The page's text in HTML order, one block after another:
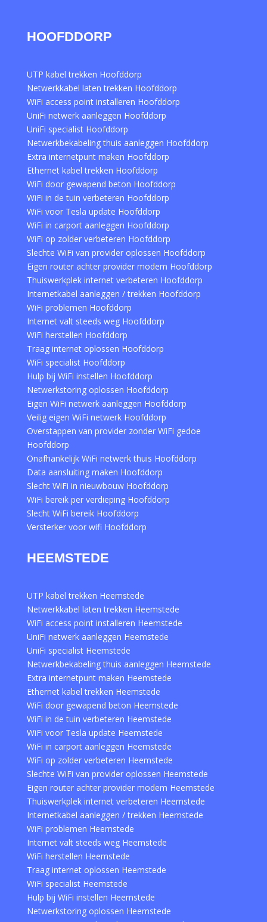
HOOFDDORP
UTP kabel trekken Hoofddorp
Netwerkkabel laten trekken Hoofddorp
WiFi access point installeren Hoofddorp
UniFi netwerk aanleggen Hoofddorp
UniFi specialist Hoofddorp
Netwerkbekabeling thuis aanleggen Hoofddorp
Extra internetpunt maken Hoofddorp
Ethernet kabel trekken Hoofddorp
WiFi door gewapend beton Hoofddorp
WiFi in de tuin verbeteren Hoofddorp
WiFi voor Tesla update Hoofddorp
WiFi in carport aanleggen Hoofddorp
WiFi op zolder verbeteren Hoofddorp
Slechte WiFi van provider oplossen Hoofddorp
Eigen router achter provider modem Hoofddorp
Thuiswerkplek internet verbeteren Hoofddorp
Internetkabel aanleggen / trekken Hoofddorp
WiFi problemen Hoofddorp
Internet valt steeds weg Hoofddorp
WiFi herstellen Hoofddorp
Traag internet oplossen Hoofddorp
WiFi specialist Hoofddorp
Hulp bij WiFi instellen Hoofddorp
Netwerkstoring oplossen Hoofddorp
Eigen WiFi netwerk aanleggen Hoofddorp
Veilig eigen WiFi netwerk Hoofddorp
Overstappen van provider zonder WiFi gedoe
Hoofddorp
Onafhankelijk WiFi netwerk thuis Hoofddorp
Data aansluiting maken Hoofddorp
Slecht WiFi in nieuwbouw Hoofddorp
WiFi bereik per verdieping Hoofddorp
Slecht WiFi bereik Hoofddorp
Versterker voor wifi Hoofddorp
HEEMSTEDE
UTP kabel trekken Heemstede
Netwerkkabel laten trekken Heemstede
WiFi access point installeren Heemstede
UniFi netwerk aanleggen Heemstede
UniFi specialist Heemstede
Netwerkbekabeling thuis aanleggen Heemstede
Extra internetpunt maken Heemstede
Ethernet kabel trekken Heemstede
WiFi door gewapend beton Heemstede
WiFi in de tuin verbeteren Heemstede
WiFi voor Tesla update Heemstede
WiFi in carport aanleggen Heemstede
WiFi op zolder verbeteren Heemstede
Slechte WiFi van provider oplossen Heemstede
Eigen router achter provider modem Heemstede
Thuiswerkplek internet verbeteren Heemstede
Internetkabel aanleggen / trekken Heemstede
WiFi problemen Heemstede
Internet valt steeds weg Heemstede
WiFi herstellen Heemstede
Traag internet oplossen Heemstede
WiFi specialist Heemstede
Hulp bij WiFi instellen Heemstede
Netwerkstoring oplossen Heemstede